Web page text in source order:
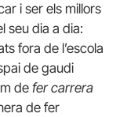
i ser els millors
seu dia a dia:
fora de l’escola
de gaudi
de fer carrera
de fer